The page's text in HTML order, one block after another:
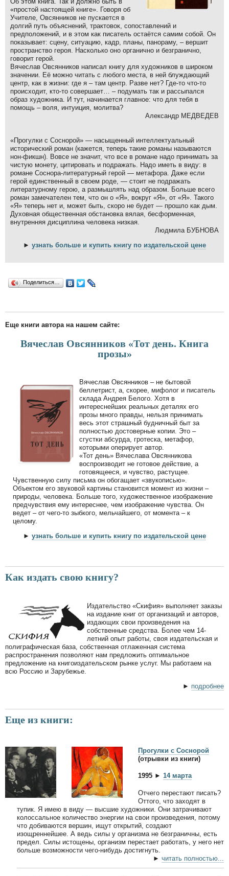
«простой настоящей книге». Говоря об
Учителе, Овсянников не пускается в
долгий путь объяснений, трактовок, сопоставлений и
предположений, и в этом как писатель остаётся самим собой. Он
показывает: сцену, ситуацию, кадр, планы, панораму, – вершит
пространство героя. Насколько оно органично и безгранично,
говорит герой.
Вячеслав Овсянников написал книгу для художников в широком
значении. Её можно читать с любого места, в ней блуждающий
центр, как в жизни: где я – там центр. Разве нет? Где-то что-то
происходит, кто-то совершает… – подумать так и рассыпался
образ художника. И тут, начинается главное: что для тебя в
помощь – воля, интуиция, молитва?
Александр МЕДВЕДЕВ
«Прогулки с Соснорой» — насыщенный интеллектуальный
исторический роман (кажется, теперь такие романы называются
нон-фикшн). Вовсе не значит, что все в романе надо принимать за
чистую монету, цитировать и подражать. Надо иметь в виду: в
романе Соснора-литературный герой — метафора. Даже если
герой единственный в своем роде, — стоит не подражать
литературному герою, а размышлять над образом. Больше всего
роман замечателен тем, что он о «Я», вокруг «Я», от «Я». Такого
«Я» теперь нет и, может быть, скоро не будет — прошло как дым.
Духовная общественная обстановка вялая, бесформенная,
внутренняя дисциплина человека низкая.
Людмила БУБНОВА
► узнать больше и купить книгу по издательской цене
Поделиться…
Еще книги автора на нашем сайте:
Вячеслав Овсянников «Тот день. Книга
прозы»
Вячеслав Овсянников – не бытовой
беллетрист, а, скорее, мифолог и писатель
склада Андрея Белого. Хотя в
интереснейших реальных деталях его
прозы много правды, нельзя принимать
весь этот страшный будничный быт за
полностью достоверные копии. Это –
сгустки абсурда, гротеска, метафор,
которыми оперирует автор.
«Тот день» Вячеслава Овсянникова
воспроизводит не готовое действие, а
готовящееся, и чувство, растущее.
Чувственную силу письма он обогащает «звукописью».
Объектом его звуковой картины становится момент из жизни –
природы, человека. Больше того, художественное изображение
предчувствия ему интереснее, чем изображение чувства. Он
ведет – от чего-то зыбкого, мельчайшего, от момента – к
целому.
► узнать больше и купить книгу по издательской цене
Как издать свою книгу?
Издательство «Скифия» выполняет заказы
на издание книг от организаций и авторов,
издающих свои произведения на
собственные средства. Более чем 14-
летний опыт работы, своя издательская и
полиграфическая база, собственная отлаженная система
распространения позволяют нам предложить оптимальное
предложение на книгоиздательском рынке услуг. Мы работаем на
всю Россию и Зарубежье.
► подробнее
Еще из книги:
Прогулки с Соснорой
(отрывки из книги)
1995 ► 14 марта
Отчего перестают писать?
Оттого, что заходят в
тупик. Я имею в виду — высшие художники. Они затрачивают
колоссальное количество энергии на свои произведения, потому
что добиваются вершин, ищут открытий, создают
изощреннейшее. А ведь силы у организма не безграничны, есть
предел. Силы истощены, организм перестает работать, у него нет
больше возможности чего-нибудь достигнуть.
► читать полностью...